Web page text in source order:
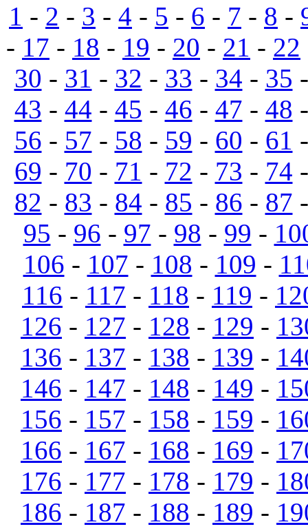
1 - 2 - 3 - 4 - 5 - 6 - 7 - 8 -
- 17 - 18 - 19 - 20 - 21 - 22
30 - 31 - 32 - 33 - 34 - 35
43 - 44 - 45 - 46 - 47 - 48
56 - 57 - 58 - 59 - 60 - 61
69 - 70 - 71 - 72 - 73 - 74
82 - 83 - 84 - 85 - 86 - 87
95 - 96 - 97 - 98 - 99 -
106 - 107 - 108 - 109 -
116 - 117 - 118 - 119 -
126 - 127 - 128 - 129 -
136 - 137 - 138 - 139 -
146 - 147 - 148 - 149 -
156 - 157 - 158 - 159 -
166 - 167 - 168 - 169 -
176 - 177 - 178 - 179 -
186 - 187 - 188 - 189 -